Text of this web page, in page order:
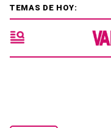
TEMAS DE HOY: